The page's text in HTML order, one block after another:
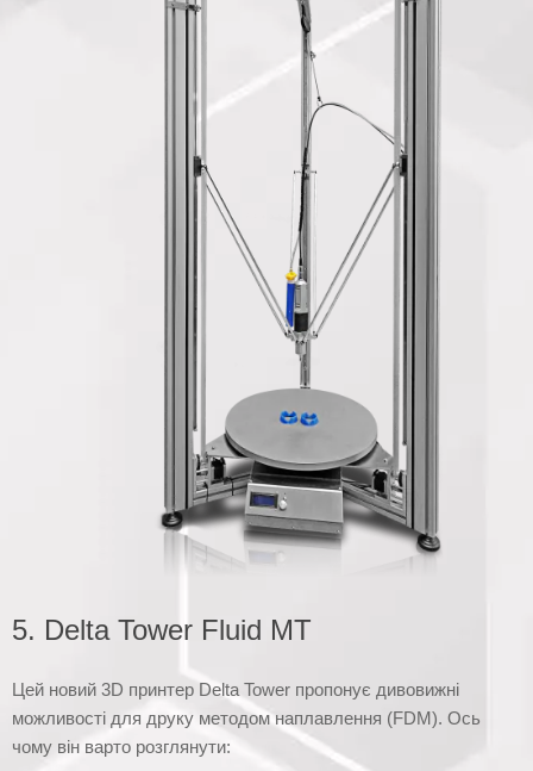
5. Delta Tower Fluid MT
Цей новий 3D принтер Delta Tower пропонує дивовижні
можливості для друку методом наплавлення (FDM). Ось
чому він варто розглянути: